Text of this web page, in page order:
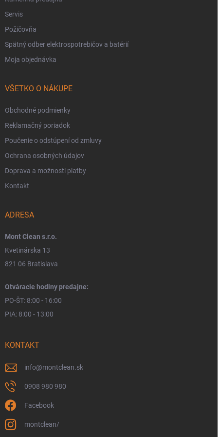
Servis
Požičovňa
Spätný odber elektrospotrebičov a batérií
Moja objednávka
VŠETKO O NÁKUPE
Obchodné podmienky
Reklamačný poriadok
Poučenie o odstúpení od zmluvy
Ochrana osobných údajov
Doprava a možnosti platby
Kontakt
ADRESA
Mont Clean s.r.o.
Kvetinárska 13
821 06 Bratislava
Otváracie hodiny predajne:
PO-ŠT: 8:00 - 16:00
PIA: 8:00 - 13:00
KONTAKT
info@montclean.sk
0908 980 980
Facebook
montclean/